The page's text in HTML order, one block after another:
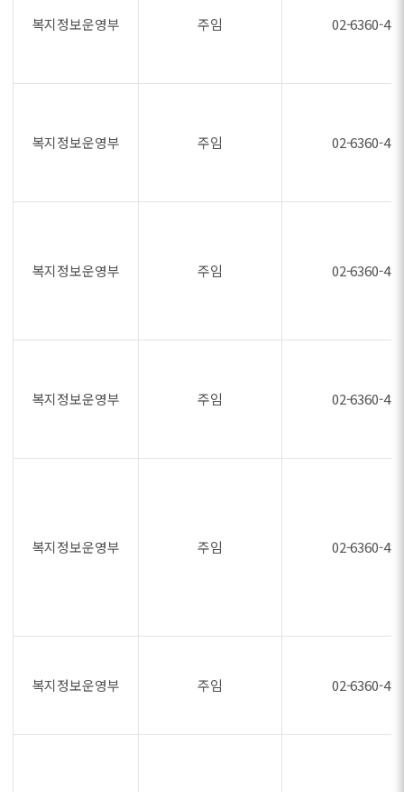
복지정보운영부 주임 02-6360-
복지정보운영부 주임 02-6360-
복지정보운영부 주임 02-6360-
복지정보운영부 주임 02-6360-
복지정보운영부 주임 02-6360-
복지정보운영부 주임 02-6360-